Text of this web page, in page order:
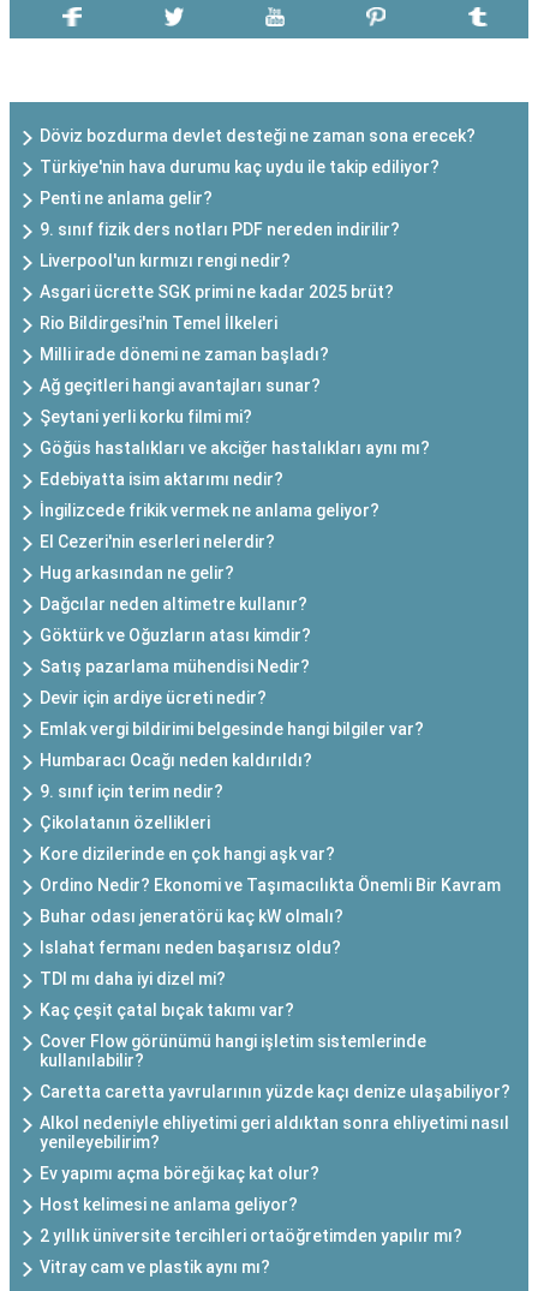
Döviz bozdurma devlet desteği ne zaman sona erecek?
Türkiye'nin hava durumu kaç uydu ile takip ediliyor?
Penti ne anlama gelir?
9. sınıf fizik ders notları PDF nereden indirilir?
Liverpool'un kırmızı rengi nedir?
Asgari ücrette SGK primi ne kadar 2025 brüt?
Rio Bildirgesi'nin Temel İlkeleri
Milli irade dönemi ne zaman başladı?
Ağ geçitleri hangi avantajları sunar?
Şeytani yerli korku filmi mi?
Göğüs hastalıkları ve akciğer hastalıkları aynı mı?
Edebiyatta isim aktarımı nedir?
İngilizcede frikik vermek ne anlama geliyor?
El Cezeri'nin eserleri nelerdir?
Hug arkasından ne gelir?
Dağcılar neden altimetre kullanır?
Göktürk ve Oğuzların atası kimdir?
Satış pazarlama mühendisi Nedir?
Devir için ardiye ücreti nedir?
Emlak vergi bildirimi belgesinde hangi bilgiler var?
Humbaracı Ocağı neden kaldırıldı?
9. sınıf için terim nedir?
Çikolatanın özellikleri
Kore dizilerinde en çok hangi aşk var?
Ordino Nedir? Ekonomi ve Taşımacılıkta Önemli Bir Kavram
Buhar odası jeneratörü kaç kW olmalı?
Islahat fermanı neden başarısız oldu?
TDI mı daha iyi dizel mi?
Kaç çeşit çatal bıçak takımı var?
Cover Flow görünümü hangi işletim sistemlerinde
kullanılabilir?
Caretta caretta yavrularının yüzde kaçı denize ulaşabiliyor?
Alkol nedeniyle ehliyetimi geri aldıktan sonra ehliyetimi nasıl
yenileyebilirim?
Ev yapımı açma böreği kaç kat olur?
Host kelimesi ne anlama geliyor?
2 yıllık üniversite tercihleri ortaöğretimden yapılır mı?
Vitray cam ve plastik aynı mı?